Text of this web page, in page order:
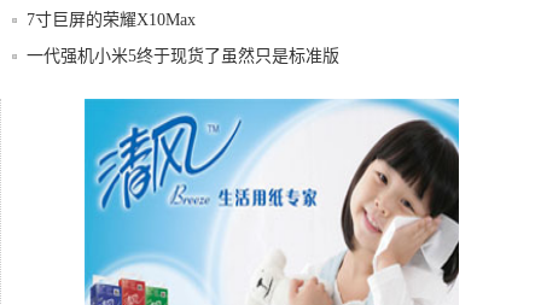
7寸巨屏的荣耀X10Max
一代强机小米5终于现货了虽然只是标准版
小用PPT复刻了小米10 发布会上动画效